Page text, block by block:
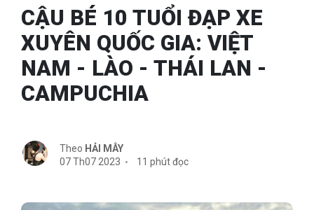
CẬU BÉ 10 TUỔI ĐẠP XE
XUYÊN QUỐC GIA: VIỆT
NAM - LÀO - THÁI LAN -
CAMPUCHIA
Theo HẢI MÂY
07 Th07 2023
11 phút đọc